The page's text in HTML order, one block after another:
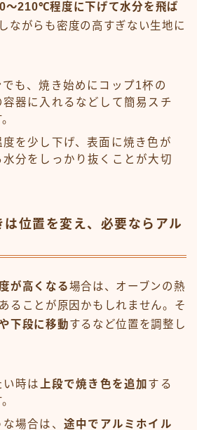
〜210℃程度に下げて水分を飛ば
ながらも密度の高すぎない生地に
も、焼き始めにコップ1杯の
器に入れるなどして簡易スチ
を少し下げ、表面に焼き色が
分をしっかり抜くことが大切
位置を変え、必要ならアル
が高くなる場合は、オーブンの熱
ることが原因かもしれません。そ
下段に移動するなど位置を調整し
時は 上段で焼き色を追加 する
場合は、 途中でアルミホイル